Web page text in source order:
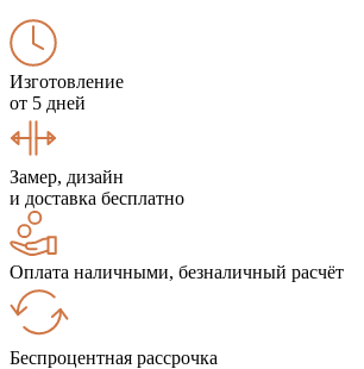
Изготовление
от 5 дней
Замер, дизайн
и доставка бесплатно
Оплата наличными, безналичный расчёт
Беспроцентная рассрочка